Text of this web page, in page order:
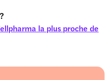
la plus proche de